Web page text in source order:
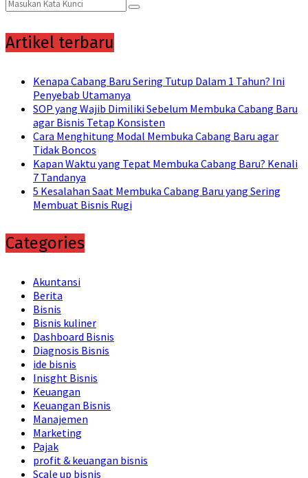
for:
Search
Artikel terbaru
Kenapa Cabang Baru Sering Tutup Dalam 1 Tahun? Ini
Penyebab Utamanya
SOP yang Wajib Dimiliki Sebelum Membuka Cabang Baru
agar Bisnis Tetap Konsisten
Cara Menghitung Modal Membuka Cabang Baru agar
Tidak Boncos
Kapan Waktu yang Tepat Membuka Cabang Baru? Kenali
7 Tandanya
5 Kesalahan Saat Membuka Cabang Baru yang Sering
Membuat Bisnis Rugi
Categories
Akuntansi
Berita
Bisnis
Bisnis kuliner
Dashboard Bisnis
Diagnosis Bisnis
ide bisnis
Inisght Bisnis
Keuangan
Keuangan Bisnis
Manajemen
Marketing
Pajak
profit & keuangan bisnis
Scale up bisnis